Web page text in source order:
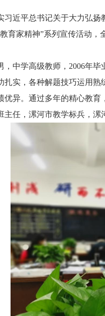
习近平总书记关于大力弘
育家精神”系列宣传活动
，中学高级教师，2006年
扎实，各种解题技巧运用
优异。通过多年的精心教
主任，漯河市教学标兵，